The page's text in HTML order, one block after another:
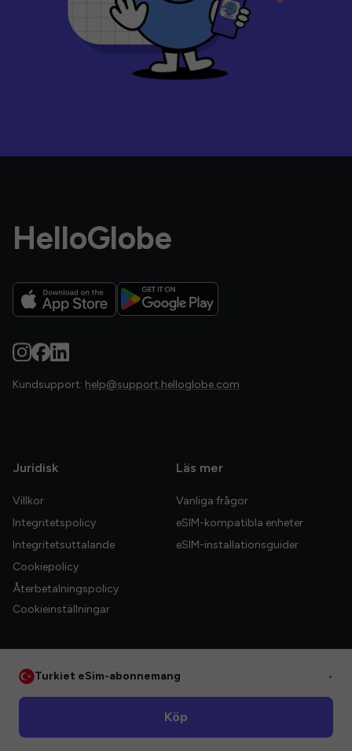
HelloGlobe
Kundsupport: help@support.helloglobe.com
Juridisk
Villkor
Integritetspolicy
Integritetsuttalande
Cookiepolicy
Återbetalningspolicy
Cookieinställningar
Läs mer
Vanliga frågor
eSIM-kompatibla enheter
eSIM-installationsguider
Turkiet eSim-abonnemang •
Köp